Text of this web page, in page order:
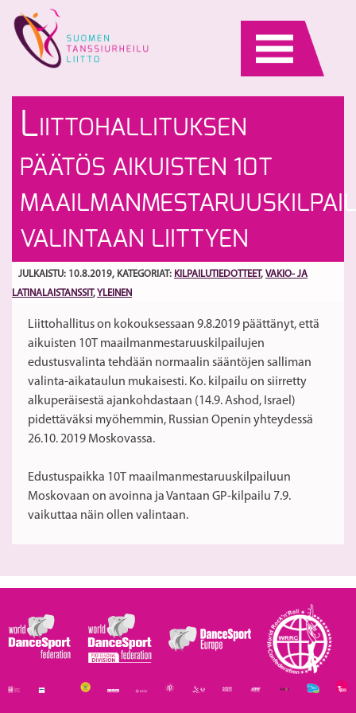
content
L IITTOHALLITUKSEN
PÄÄTÖS AIKUISTEN 10T
VALINTAAN LIITTYEN
JULKAISTU: 10.8.2019, KATEGORIAT: KILPAILUTIEDOTTEET , VAKIO- JA
LATINALAISTANSSIT , YLEINEN
Liittohallitus on kokouksessaan 9.8.2019 päättänyt, että
aikuisten 10T maailmanmestaruuskilpailujen
edustusvalinta tehdään normaalin sääntöjen salliman
valinta-aikataulun mukaisesti. Ko. kilpailu on siirretty
alkuperäisestä ajankohdastaan (14.9. Ashod, Israel)
pidettäväksi myöhemmin, Russian Openin yhteydessä
26.10. 2019 Moskovassa.
Edustuspaikka 10T maailmanmestaruuskilpailuun
Moskovaan on avoinna ja Vantaan GP-kilpailu 7.9.
vaikuttaa näin ollen valintaan.